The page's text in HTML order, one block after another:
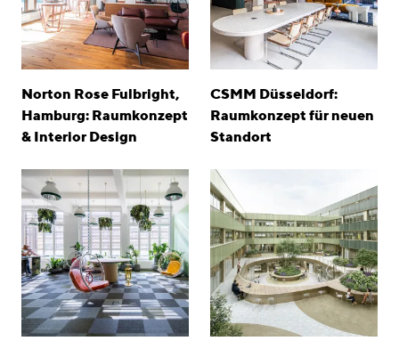
Norton Rose Fulbright,
Hamburg: Raumkonzept
& Interior Design
CSMM Düsseldorf:
Raumkonzept für neuen
Standort